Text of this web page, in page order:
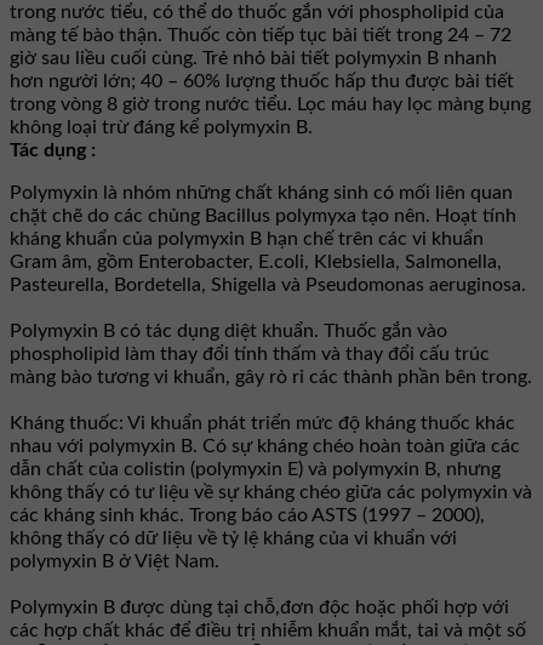
trong nước tiểu, có thể do thuốc gắn với phospholipid của
màng tế bào thận. Thuốc còn tiếp tục bài tiết trong 24 – 72
giờ sau liều cuối cùng. Trẻ nhỏ bài tiết polymyxin B nhanh
hơn người lớn; 40 – 60% lượng thuốc hấp thu được bài tiết
trong vòng 8 giờ trong nước tiểu. Lọc máu hay lọc màng bụng
không loại trừ đáng kể polymyxin B.
Tác dụng :
Polymyxin là nhóm những chất kháng sinh có mối liên quan
chặt chẽ do các chủng Bacillus polymyxa tạo nên. Hoạt tính
kháng khuẩn của polymyxin B hạn chế trên các vi khuẩn
Gram âm, gồm Enterobacter, E.coli, Klebsiella, Salmonella,
Pasteurella, Bordetella, Shigella và Pseudomonas aeruginosa.
Polymyxin B có tác dụng diệt khuẩn. Thuốc gắn vào
phospholipid làm thay đổi tính thấm và thay đổi cấu trúc
màng bào tương vi khuẩn, gây rò rỉ các thành phần bên trong.
Kháng thuốc: Vi khuẩn phát triển mức độ kháng thuốc khác
nhau với polymyxin B. Có sự kháng chéo hoàn toàn giữa các
dẫn chất của colistin (polymyxin E) và polymyxin B, nhưng
không thấy có tư liệu về sự kháng chéo giữa các polymyxin và
các kháng sinh khác. Trong báo cáo ASTS (1997 – 2000),
không thấy có dữ liệu về tỷ lệ kháng của vi khuẩn với
polymyxin B ở Việt Nam.
Polymyxin B được dùng tại chỗ,đơn độc hoặc phối hợp với
các hợp chất khác để điều trị nhiễm khuẩn mắt, tai và một số